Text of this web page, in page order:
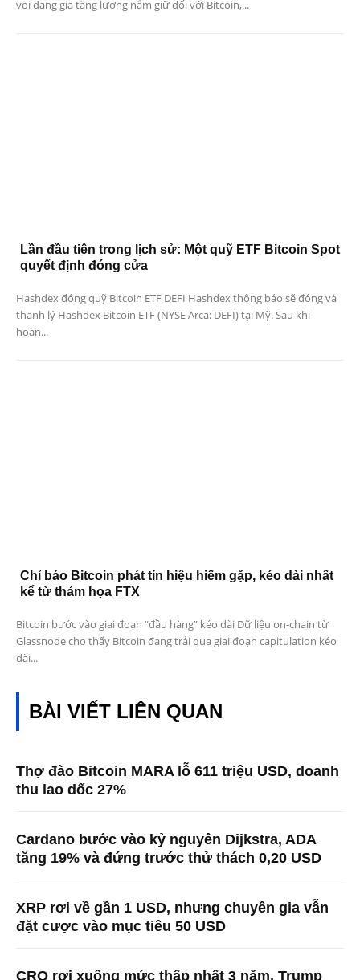
voi đang gia tăng lượng nắm giữ đối với Bitcoin,...
Lần đầu tiên trong lịch sử: Một quỹ ETF Bitcoin Spot
quyết định đóng cửa
Hashdex đóng quỹ Bitcoin ETF DEFI Hashdex thông báo sẽ đóng và
thanh lý Hashdex Bitcoin ETF (NYSE Arca: DEFI) tại Mỹ. Sau khi
hoàn...
Chỉ báo Bitcoin phát tín hiệu hiếm gặp, kéo dài nhất
kể từ thảm họa FTX
Bitcoin bước vào giai đoạn “đầu hàng” kéo dài Dữ liệu on-chain từ
Glassnode cho thấy Bitcoin đang trải qua giai đoạn capitulation kéo
dài...
BÀI VIẾT LIÊN QUAN
Thợ đào Bitcoin MARA lỗ 611 triệu USD, doanh
thu lao dốc 27%
Cardano bước vào kỷ nguyên Dijkstra, ADA
tăng 19% và đứng trước thử thách 0,20 USD
XRP rơi về gần 1 USD, nhưng chuyên gia vẫn
đặt cược vào mục tiêu 50 USD
CRO rơi xuống mức thấp nhất 3 năm, Trump